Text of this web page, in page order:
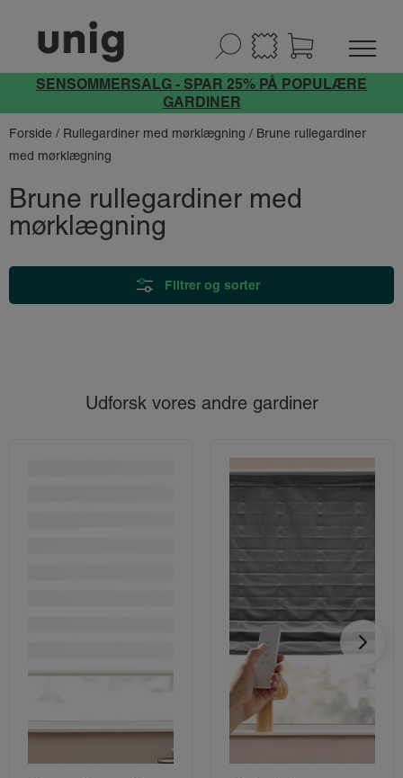
SENSOMMERSALG - SPAR 25% PÅ POPULÆRE
GARDINER
Forside / Rullegardiner med mørklægning / Brune rullegardiner
med mørklægning
Brune rullegardiner med
mørklægning
Filtrer og sorter
Udforsk vores andre gardiner